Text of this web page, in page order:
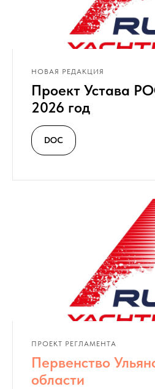
НОВАЯ РЕДАКЦИЯ
Проект Устава
2026 год
DOC
ПРОЕКТ РЕГЛАМЕНТА
Первенство
области